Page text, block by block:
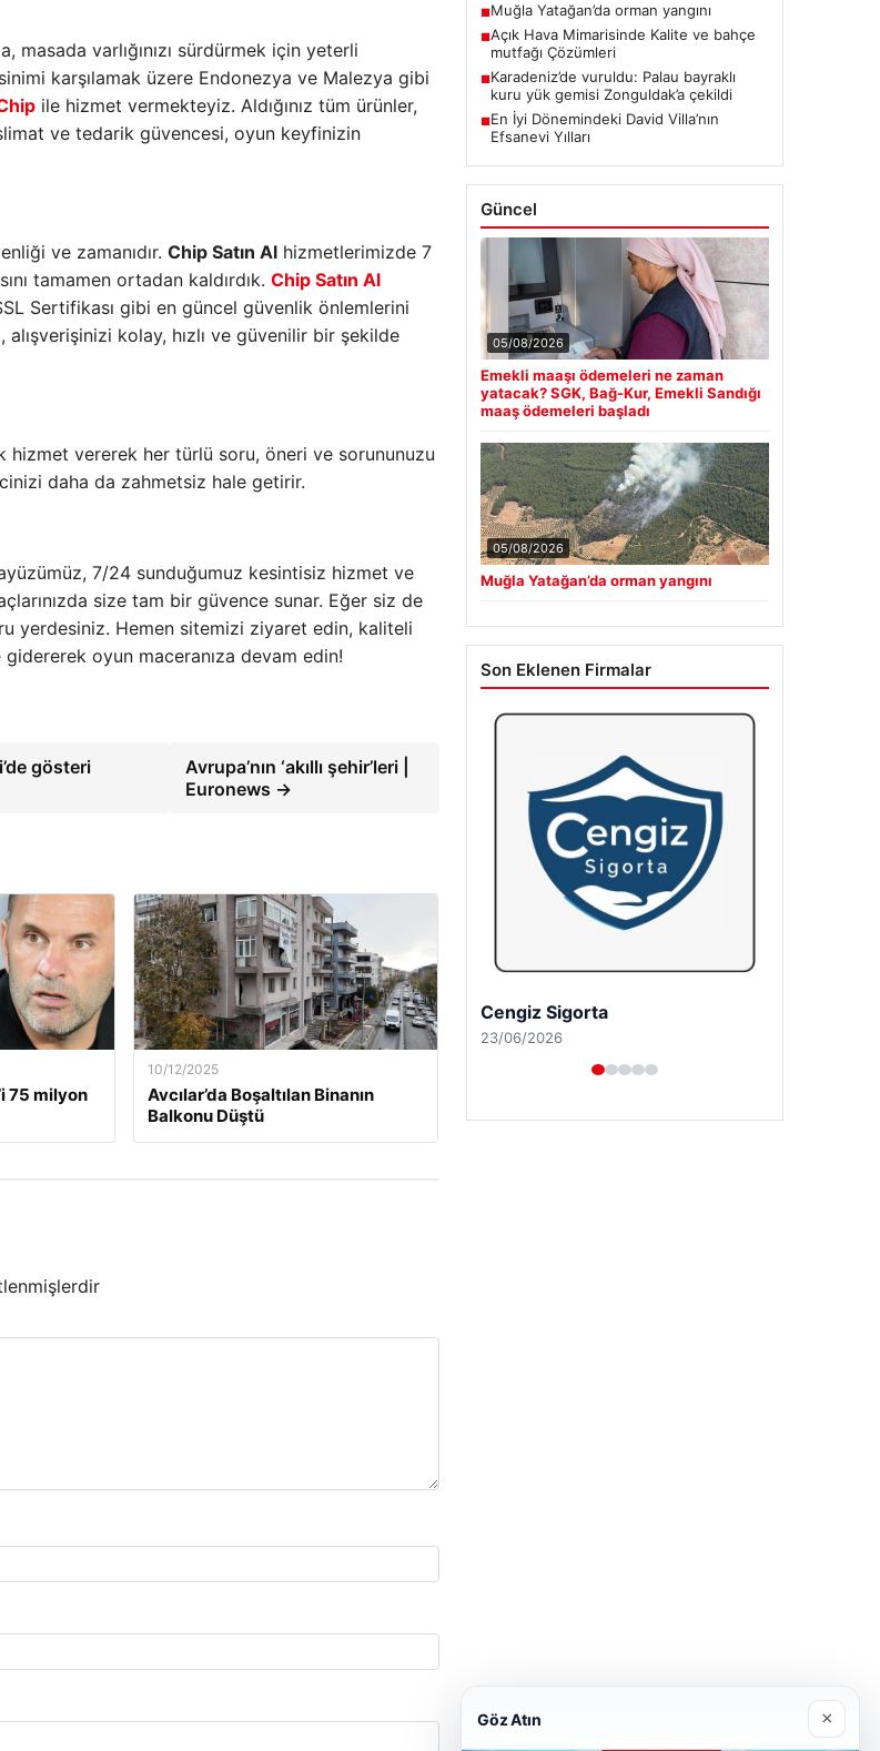
varlığınızı sürdürmek için yeterli
karşılamak üzere Endonezya ve Malezya gibi
ile hizmet vermekteyiz. Aldığınız tüm ürünler,
ve tedarik güvencesi, oyun keyfinizin
ve zamanıdır. Chip Satın Al hizmetlerimizde 7
tamamen ortadan kaldırdık. Chip Satın Al
Sertifikası gibi en güncel güvenlik önlemlerini
kolay, hızlı ve güvenilir bir şekilde
vererek her türlü soru, öneri ve sorununuzu
daha da zahmetsiz hale getirir.
7/24 sunduğumuz kesintisiz hizmet ve
size tam bir güvence sunar. Eğer siz de
yerdesiniz. Hemen sitemizi ziyaret edin, kaliteli
gidererek oyun maceranıza devam edin!
gösteri
Avrupa’nın ‘akıllı şehir’leri |
Euronews →
75 milyon
10/12/2025
Avcılar’da Boşaltılan Binanın
Balkonu Düştü
■Muğla Yatağan’da orman yangını
■Açık Hava Mimarisinde Kalite ve bahçe
mutfağı Çözümleri
■Karadeniz’de vuruldu: Palau bayraklı
kuru yük gemisi Zonguldak’a çekildi
■En İyi Dönemindeki David Villa’nın
Efsanevi Yılları
Güncel
05/08/2026
Emekli maaşı ödemeleri ne zaman
yatacak? SGK, Bağ-Kur, Emekli Sandığı
maaş ödemeleri başladı
05/08/2026
Muğla Yatağan’da orman yangını
Son Eklenen Firmalar
Hastaş Beton
26/05/2026
Göz Atın ×